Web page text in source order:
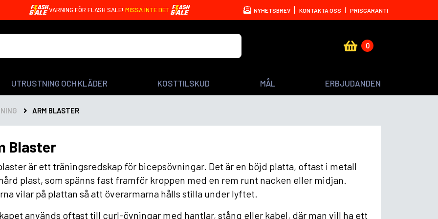
VARNING FÖR FLASH SALE! MISSA INTE DET. NYHETSBREV KONTAKTA OSS PRISGARANTI
0
UTRUSTNING OCH KLÄDER KOSTTILSKUD MÅL ERBJUDANDEN
ARM BLASTER
Blaster
är ett träningsredskap för bicepsövningar. Det är en böjd platta, oftast i metall
plast, som spänns fast framför kroppen med en rem runt nacken eller midjan.
vilar på plattan så att överarmarna hålls stilla under lyftet.
används oftast till curl-övningar med hantlar, stång eller kabel, där man vill ha ett